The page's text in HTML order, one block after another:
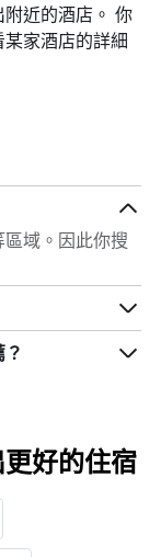
近的酒店。 你
家酒店的詳細
域。因此你搜
好的住宿